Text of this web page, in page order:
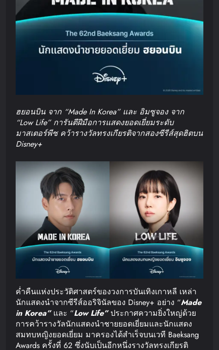
ฮยอนบิน จาก “Made In Korea” และ อิมซูจอง จาก
“Low Life” การันตีฝีมือการแสดงยอดเยี่ยมระดับ
มาสเตอร์พีซ คว้ารางวัลทรงเกียรติจากสองซีรีส์สุดฮิตบน
Disney+
ค่ำคืนแห่งประวัติศาสตร์ของวงการบันเทิงเกาหลี เหล่า
นักแสดงนำจากซีรีส์ออริจินัลของ Disney+ อย่าง “Made
in Korea”และ “Low Life”ประกาศความยิ่งใหญ่ด้วย
การคว้ารางวัลนักแสดงนำชายยอดเยี่ยมและนักแสดง
สมทบหญิงยอดเยี่ยม มาครองได้สำเร็จบนเวที Baeksang
Awards ครั้งที่ 62 ซึ่งนับเป็นอีกหนึ่งรางวัลทรงเกียรติ